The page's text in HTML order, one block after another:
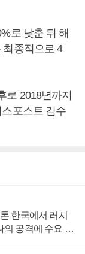
로 낮춘 뒤 해
최종적으로 4
로 2018년까지
포스트 김수
한국에서 러시
의 공격에 수요 늘